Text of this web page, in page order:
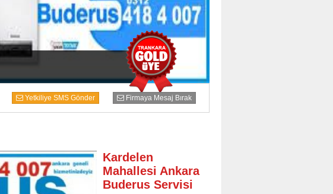
Yetkiliye SMS Gönder Firmaya Mesaj Bırak
Kardelen
Mahallesi Ankara
Buderus Servisi